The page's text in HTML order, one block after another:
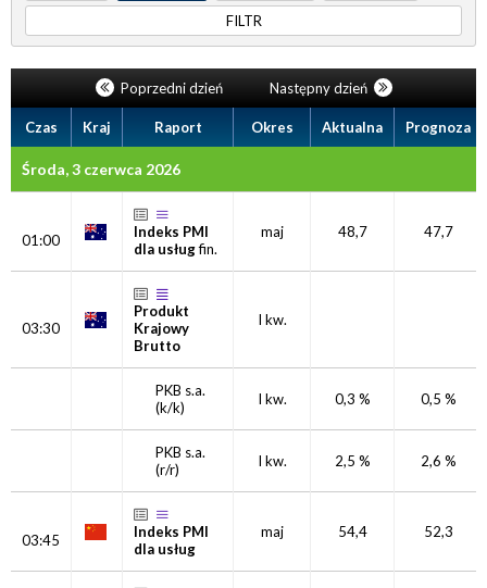
FILTR
Poprzedni dzień Następny dzień
Czas Kraj Raport Okres Aktualna Prognoza
Środa, 3 czerwca 2026
01:00
Indeks PMI
dla usługfin.
maj 48,7 47,7
03:30
Produkt
Krajowy
Brutto
I kw.
PKB s.a.
(k/k)
I kw. 0,3 % 0,5 %
PKB s.a.
(r/r)
I kw. 2,5 % 2,6 %
03:45
Indeks PMI
dla usług
maj 54,4 52,3